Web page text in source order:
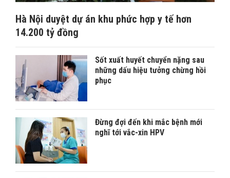
Hà Nội duyệt dự án khu phức hợp y tế hơn
14.200 tỷ đồng
Sốt xuất huyết chuyển nặng sau
những dấu hiệu tưởng chừng hồi
phục
Đừng đợi đến khi mắc bệnh mới
nghĩ tới vắc-xin HPV